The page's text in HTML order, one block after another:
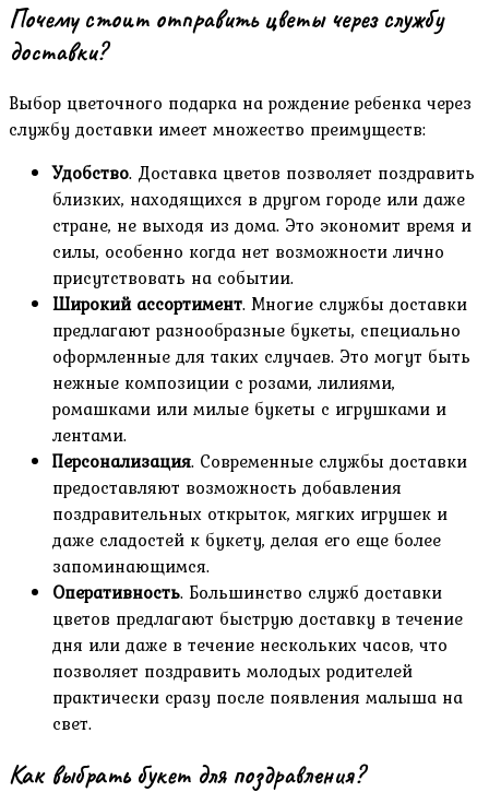
Почему стоит отправить цветы через службу
доставки?
Выбор цветочного подарка на рождение ребенка через
службу доставки имеет множество преимуществ:
Удобство. Доставка цветов позволяет поздравить
близких, находящихся в другом городе или даже
стране, не выходя из дома. Это экономит время и
силы, особенно когда нет возможности лично
присутствовать на событии.
Широкий ассортимент. Многие службы доставки
предлагают разнообразные букеты, специально
оформленные для таких случаев. Это могут быть
нежные композиции с розами, лилиями,
ромашками или милые букеты с игрушками и
лентами.
Персонализация. Современные службы доставки
предоставляют возможность добавления
поздравительных открыток, мягких игрушек и
даже сладостей к букету, делая его еще более
запоминающимся.
Оперативность. Большинство служб доставки
цветов предлагают быструю доставку в течение
дня или даже в течение нескольких часов, что
позволяет поздравить молодых родителей
практически сразу после появления малыша на
свет.
Как выбрать букет для поздравления?